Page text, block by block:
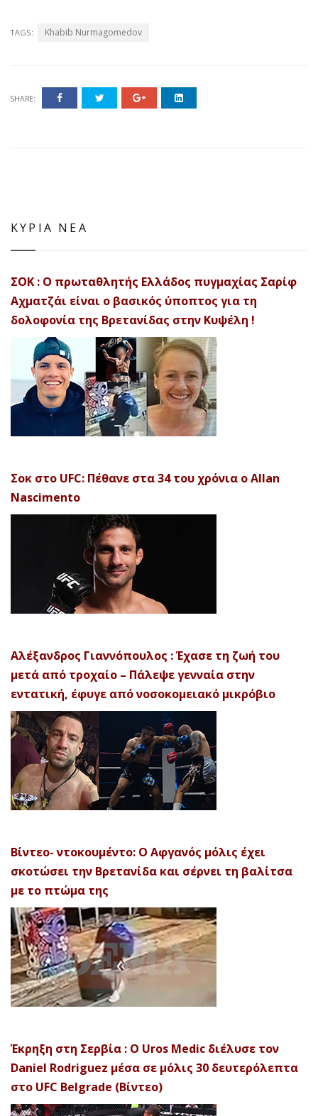
TAGS: Khabib Nurmagomedov
SHARE:
ΚΥΡΙΑ ΝΕΑ
ΣΟΚ : Ο πρωταθλητής Ελλάδος πυγμαχίας Σαρίφ
Αχματζάι είναι ο βασικός ύποπτος για τη
δολοφονία της Βρετανίδας στην Κυψέλη !
Σοκ στο UFC: Πέθανε στα 34 του χρόνια ο Allan
Nascimento
Αλέξανδρος Γιαννόπουλος : Έχασε τη ζωή του
μετά από τροχαίο – Πάλεψε γενναία στην
εντατική, έφυγε από νοσοκομειακό μικρόβιο
Βίντεο- ντοκουμέντο: Ο Αφγανός μόλις έχει
σκοτώσει την Βρετανίδα και σέρνει τη βαλίτσα
με το πτώμα της
Έκρηξη στη Σερβία : Ο Uros Medic διέλυσε τον
Daniel Rodriguez μέσα σε μόλις 30 δευτερόλεπτα
στο UFC Belgrade (Βίντεο)